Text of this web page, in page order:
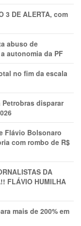
3 DE ALERTA, com
abuso de
autonomia da PF
no fim da escala
Petrobras disparar
Flávio Bolsonaro
com rombo de R$
DA
FLÁVIO HUMILHA
mais de 200% em